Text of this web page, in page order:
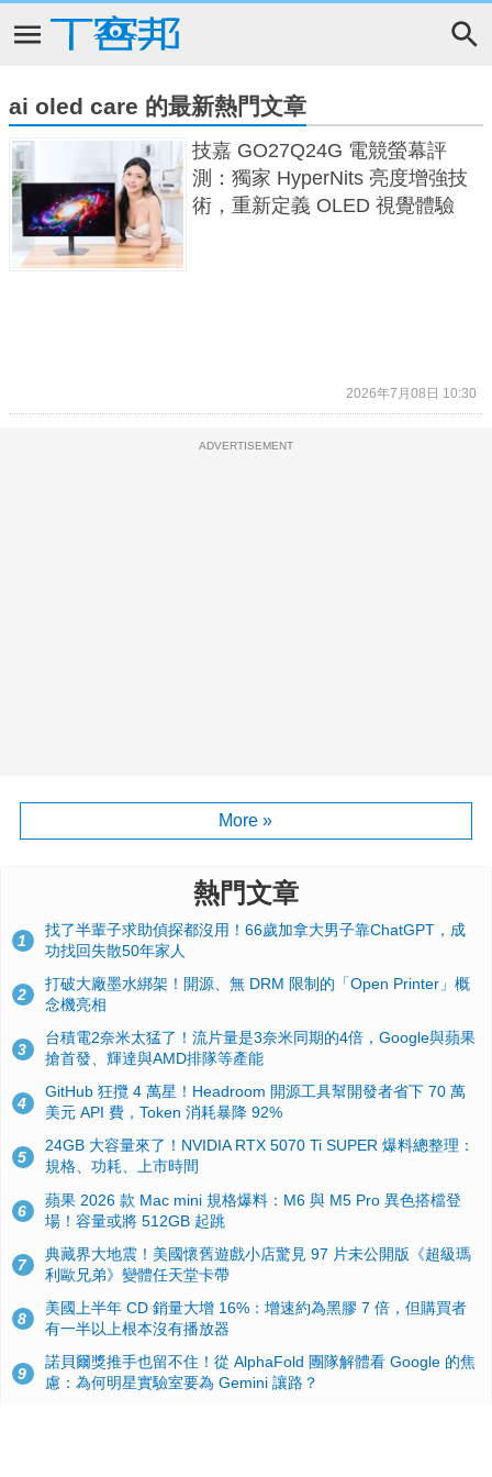
ai oled care 的最新熱門文章
技嘉 GO27Q24G 電競螢幕評
測：獨家 HyperNits 亮度增強技
術，重新定義 OLED 視覺體驗
2026年7月08日 10:30
ADVERTISEMENT
More »
熱門文章
1
找了半輩子求助偵探都沒用！66歲加拿大男子靠ChatGPT，成
功找回失散50年家人
2
打破大廠墨水綁架！開源、無 DRM 限制的「Open Printer」概
念機亮相
3
台積電2奈米太猛了！流片量是3奈米同期的4倍，Google與蘋果
搶首發、輝達與AMD排隊等產能
4
GitHub 狂攬 4 萬星！Headroom 開源工具幫開發者省下 70 萬
美元 API 費，Token 消耗暴降 92%
5
24GB 大容量來了！NVIDIA RTX 5070 Ti SUPER 爆料總整理：
規格、功耗、上市時間
6
蘋果 2026 款 Mac mini 規格爆料：M6 與 M5 Pro 異色搭檔登
場！容量或將 512GB 起跳
7
典藏界大地震！美國懷舊遊戲小店驚見 97 片未公開版《超級瑪
利歐兄弟》變體任天堂卡帶
8
美國上半年 CD 銷量大增 16%：增速約為黑膠 7 倍，但購買者
有一半以上根本沒有播放器
9
諾貝爾獎推手也留不住！從 AlphaFold 團隊解體看 Google 的焦
慮：為何明星實驗室要為 Gemini 讓路？